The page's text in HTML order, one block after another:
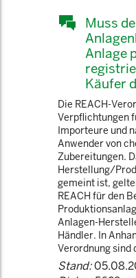
Muss
Anlage
Käufer
Die REACH-
Verpflichtungen
Importeure und
Anwender von
Zubereitungen.
Herstellung/
gemeint ist,
REACH für den
Anlagen-
Händler. In
Verordnung sind
Stand: